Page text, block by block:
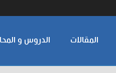
المقالات الدروس و